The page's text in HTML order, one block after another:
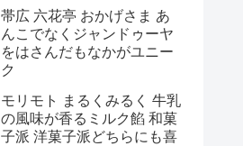
帯広 六花亭 おかげさま あ
んこでなくジャンドゥーヤ
をはさんだもなかがユニー
ク
モリモト まるくみるく 牛乳
の風味が香るミルク餡 和菓
子派 洋菓子派どちらにも喜